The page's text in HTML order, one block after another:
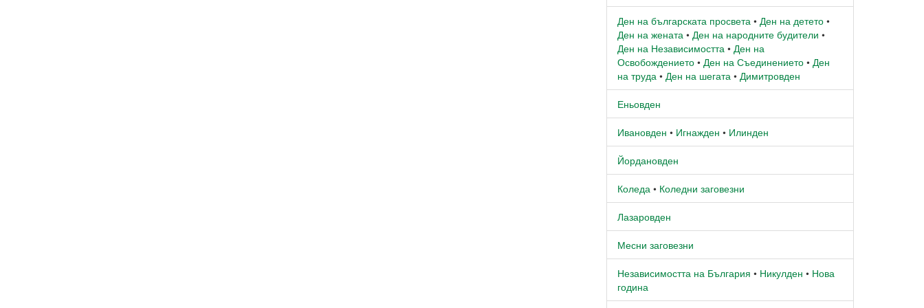
Ден на българската просвета • Ден на детето •
Ден на жената • Ден на народните будители •
Ден на Независимостта • Ден на
Освобождението • Ден на Съединението • Ден
на труда • Ден на шегата • Димитровден
Еньовден
Ивановден • Игнажден • Илинден
Йордановден
Коледа • Коледни заговезни
Лазаровден
Месни заговезни
Независимостта на България • Никулден • Нова
година